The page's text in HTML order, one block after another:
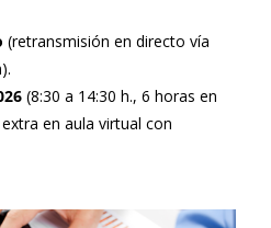
(retransmisión en directo vía
(8:30 a 14:30 h., 6 horas en
en aula virtual con